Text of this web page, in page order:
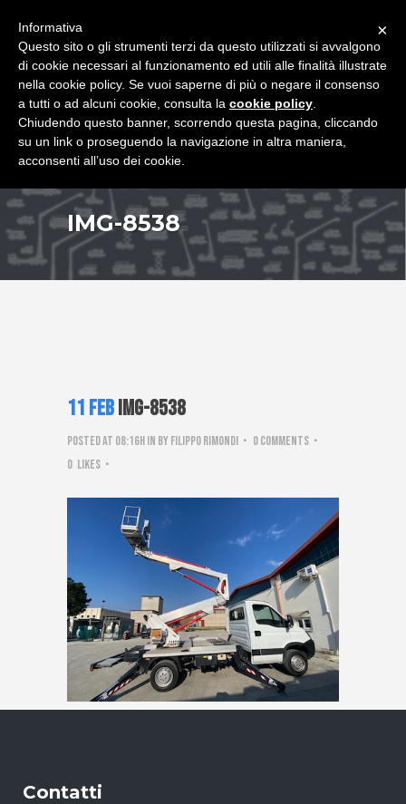
IMG-8538
11 FebIMG-8538
Posted at 08:16hin by Filippo Rimondi
0 Comments
0 Likes
Contatti
×
Informativa
Questo sito o gli strumenti terzi da questo utilizzati si avvalgono
di cookie necessari al funzionamento ed utili alle finalità illustrate
nella cookie policy. Se vuoi saperne di più o negare il consenso
a tutti o ad alcuni cookie, consulta la cookie policy
Chiudendo questo banner, scorrendo questa pagina, cliccando
su un link o proseguendo la navigazione in altra maniera,
acconsenti all’uso dei cookie.